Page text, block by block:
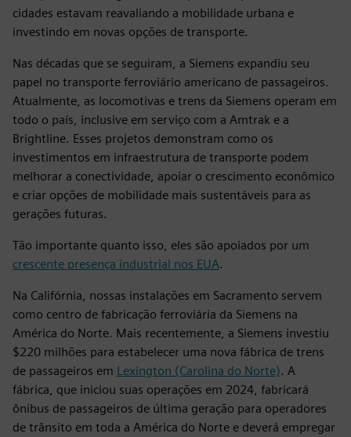
cidades estavam reavaliando a mobilidade urbana e
investindo em novas opções de transporte.
Nas décadas que se seguiram, a Siemens expandiu seu
papel no transporte ferroviário americano de passageiros.
Atualmente, as locomotivas e trens da Siemens operam em
todo o país, inclusive em serviço com a Amtrak e a
Brightline. Esses projetos demonstram como os
investimentos em infraestrutura de transporte podem
melhorar a conectividade, apoiar o crescimento econômico
e criar opções de mobilidade mais sustentáveis para as
gerações futuras.
Tão importante quanto isso, eles são apoiados por um
crescente presença industrial nos EUA.
Na Califórnia, nossas instalações em Sacramento servem
como centro de fabricação ferroviária da Siemens na
América do Norte. Mais recentemente, a Siemens investiu
$220 milhões para estabelecer uma nova fábrica de trens
de passageiros em Lexington (Carolina do Norte). A
fábrica, que iniciou suas operações em 2024, fabricará
ônibus de passageiros de última geração para operadores
de trânsito em toda a América do Norte e deverá empregar